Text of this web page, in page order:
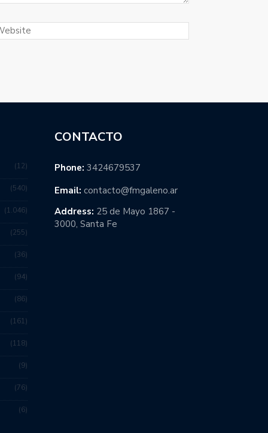
12
540
1.046
255
36
94
86
161
118
9
76
6
CONTACTO
Phone: 3424679537
Email: contacto@fmgaleno.ar
Address: 25 de Mayo 1867 -
3000, Santa Fe